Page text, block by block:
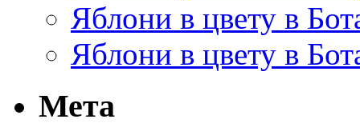
Яблони в цвету в
Яблони в цвету в
Мета